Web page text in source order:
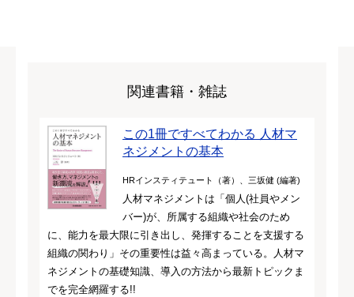
関連書籍・雑誌
この1冊ですべてわかる 人材マ
ネジメントの基本
HRインスティテュート（著）、三坂健 (編著)
人材マネジメントは「個人(社員やメン
バー)が、所属する組織や社会のため
に、能力を最大限に引き出し、発揮することを支援する
組織の関わり」その重要性は益々高まっている。人材マ
ネジメントの基礎知識、導入の方法から最新トピックま
でを完全網羅する!!